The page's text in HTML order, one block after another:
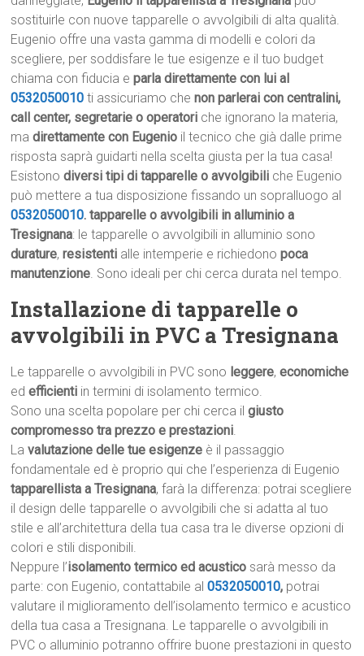
sostituirle con nuove tapparelle o avvolgibili di alta qualità.
Eugenio offre una vasta gamma di modelli e colori da
scegliere, per soddisfare le tue esigenze e il tuo budget
chiama con fiducia eparla direttamente con lui al
0532050010 ti assicuriamo chenon parlerai con centralini,
call center, segretarie o operatori che ignorano la materia,
madirettamente con Eugenio il tecnico che già dalle prime
risposta saprà guidarti nella scelta giusta per la tua casa!
Esistonodiversi tipi di tapparelle o avvolgibili che Eugenio
può mettere a tua disposizione fissando un sopralluogo al
0532050010. tapparelle o avvolgibili in alluminio a
Tresignana: le tapparelle o avvolgibili in alluminio sono
durature,resistenti alle intemperie e richiedonopoca
manutenzione. Sono ideali per chi cerca durata nel tempo.
Installazione di tapparelle o
avvolgibili in PVC a Tresignana
Le tapparelle o avvolgibili in PVC sono leggere,economiche
edefficienti in termini di isolamento termico.
Sono una scelta popolare per chi cerca ilgiusto
compromesso tra prezzo e prestazioni.
Lavalutazione delle tue esigenze è il passaggio
fondamentale ed è proprio qui che l’esperienza di Eugenio
tapparellista a Tresignana, farà la differenza: potrai scegliere
il design delle tapparelle o avvolgibili che si adatta al tuo
stile e all’architettura della tua casa tra le diverse opzioni di
colori e stili disponibili.
Neppure l’isolamento termico ed acustico sarà messo da
parte: con Eugenio, contattabile al0532050010, potrai
valutare il miglioramento dell’isolamento termico e acustico
della tua casa a Tresignana. Le tapparelle o avvolgibili in
PVC o alluminio potranno offrire buone prestazioni in questo